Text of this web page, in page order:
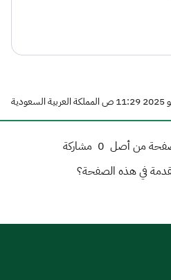
من أصل 0 مشاركة
في هذه الصفحة؟